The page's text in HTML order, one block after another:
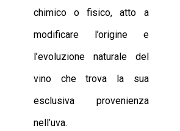
chimico o fisico, atto a
modificare l’origine e
l’evoluzione naturale del
vino che trova la sua
esclusiva provenienza
nell’uva.